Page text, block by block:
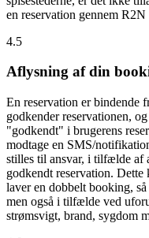
en reservation gennem R2N
4.5
Aflysning af din
En reservation er bindende
godkender reservationen,
"godkendt" i brugerens
modtage en SMS/
stilles til ansvar, i tilfælde af
godkendt reservation. Dette
laver en dobbelt booking,
men også i tilfælde ved
strømsvigt, brand, sygdom